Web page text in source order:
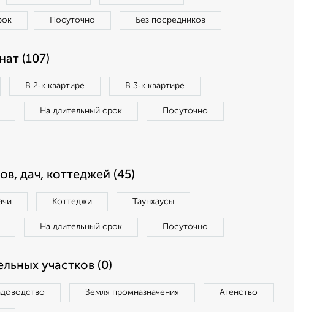
Посуточно Без посредников
(107)
В 2‑к квартире В 3‑к квартире
На длительный срок Посуточно
дач, коттеджей (45)
Коттеджи Таунхаусы
На длительный срок Посуточно
участков (0)
Земля промназначения Агенство